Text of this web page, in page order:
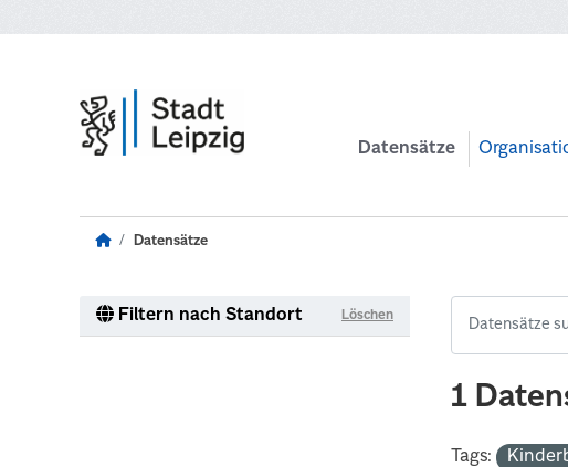
Datensätze
Datensätze
Filtern nach Standort Löschen
1
Tags: